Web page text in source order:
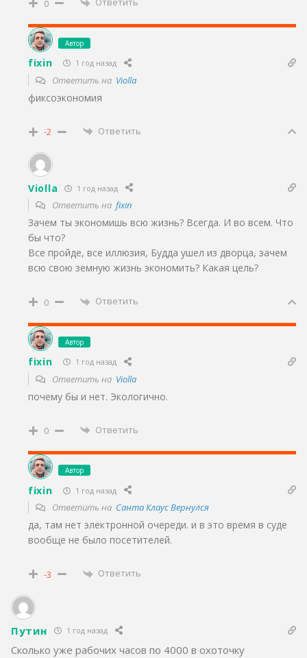
0
Автор
fixin 1 год назад
Ответить на Violla
фиксоэкономия
-2 Ответить
Violla 1 год назад
Ответить на fixin
Зачем ты экономишь всю жизнь? Всегда. И во всем. Что
бы что?
Все пройде, все иллюзия, Будда ушел из дворца, зачем
всю свою земную жизнь экономить? Какая цель?
0 Ответить
Автор
fixin 1 год назад
Ответить на Violla
почему бы и нет. Экологично.
0 Ответить
Автор
fixin 1 год назад
Ответить на Санта Клаус Вернулся
да, там нет электронной очереди. и в это время в суде
вообще не было посетителей.
-3 Ответить
Путин 1 год назад
Сколько уже рабочих часов по 4000 в охоточку